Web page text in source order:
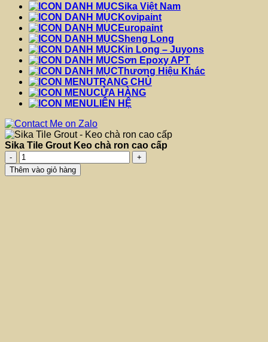
Sika Việt Nam
Kovipaint
Europaint
Sheng Long
Kin Long – Juyons
Sơn Epoxy APT
Thương Hiệu Khác
TRANG CHỦ
CỬA HÀNG
LIÊN HỆ
Sika Tile Grout Keo chà ron cao cấp
Sika
Tile
Grout
Thêm vào giỏ hàng